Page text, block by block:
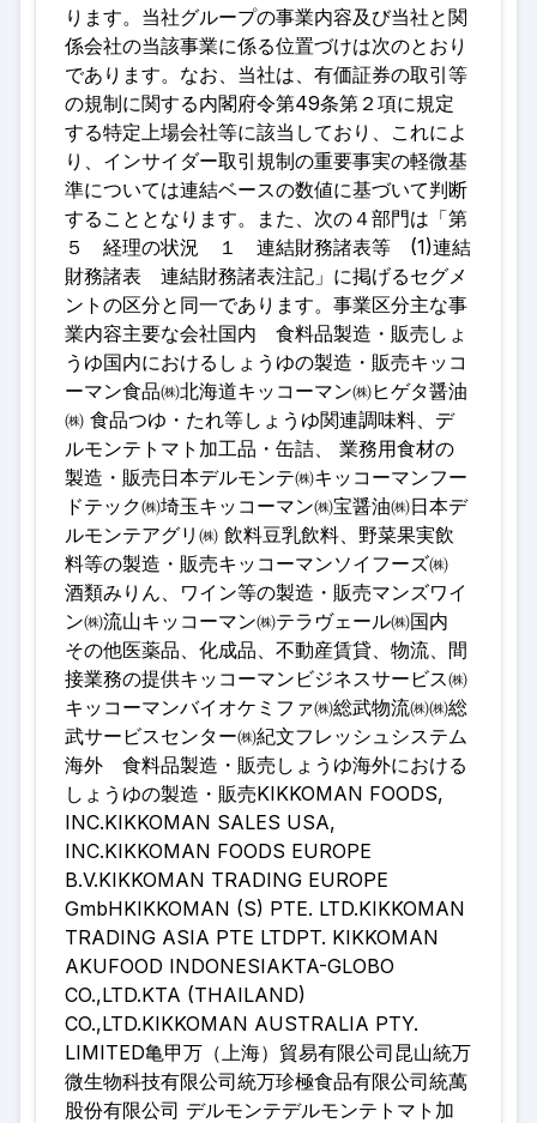
ります。当社グループの事業内容及び当社と関
係会社の当該事業に係る位置づけは次のとおり
であります。なお、当社は、有価証券の取引等
の規制に関する内閣府令第49条第２項に規定
する特定上場会社等に該当しており、これによ
り、インサイダー取引規制の重要事実の軽微基
準については連結ベースの数値に基づいて判断
することとなります。また、次の４部門は「第
５ 経理の状況 １ 連結財務諸表等 (1)連結
財務諸表 連結財務諸表注記」に掲げるセグメ
ントの区分と同一であります。事業区分主な事
業内容主要な会社国内 食料品製造・販売しょ
うゆ国内におけるしょうゆの製造・販売キッコ
ーマン食品㈱北海道キッコーマン㈱ヒゲタ醤油
㈱ 食品つゆ・たれ等しょうゆ関連調味料、デ
ルモンテトマト加工品・缶詰、 業務用食材の
製造・販売日本デルモンテ㈱キッコーマンフー
ドテック㈱埼玉キッコーマン㈱宝醤油㈱日本デ
ルモンテアグリ㈱ 飲料豆乳飲料、野菜果実飲
料等の製造・販売キッコーマンソイフーズ㈱
酒類みりん、ワイン等の製造・販売マンズワイ
ン㈱流山キッコーマン㈱テラヴェール㈱国内
その他医薬品、化成品、不動産賃貸、物流、間
接業務の提供キッコーマンビジネスサービス㈱
キッコーマンバイオケミファ㈱総武物流㈱㈱総
武サービスセンター㈱紀文フレッシュシステム
海外 食料品製造・販売しょうゆ海外における
しょうゆの製造・販売KIKKOMAN FOODS,
INC.KIKKOMAN SALES USA,
INC.KIKKOMAN FOODS EUROPE
B.V.KIKKOMAN TRADING EUROPE
GmbHKIKKOMAN (S) PTE. LTD.KIKKOMAN
TRADING ASIA PTE LTDPT. KIKKOMAN
AKUFOOD INDONESIAKTA-GLOBO
CO.,LTD.KTA (THAILAND)
CO.,LTD.KIKKOMAN AUSTRALIA PTY.
LIMITED亀甲万（上海）貿易有限公司昆山統万
微生物科技有限公司統万珍極食品有限公司統萬
股份有限公司 デルモンテデルモンテトマト加